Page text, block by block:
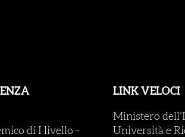
di I livello -
LINK VELOCI
Ministero
Università e